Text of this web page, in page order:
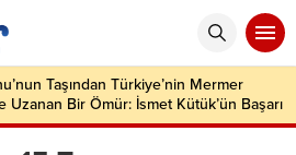
Taşından Türkiye’nin Mermer
Uzanan Bir Ömür: İsmet Kütük’ün Başarı